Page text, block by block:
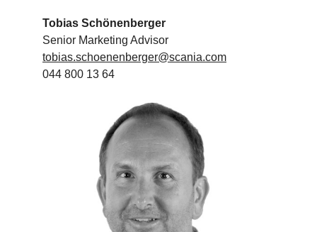
Tobias Schönenberger
Senior Marketing Advisor
tobias.schoenenberger@scania.com
044 800 13 64